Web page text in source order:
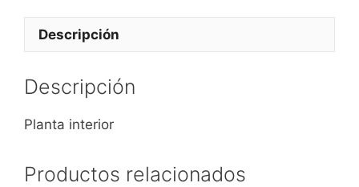
Descripción
Descripción
Planta interior
Productos relacionados